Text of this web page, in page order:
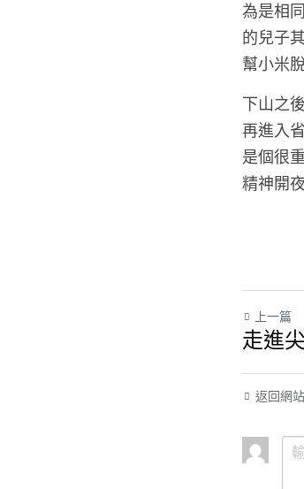
為是相
的兒子
幫小米
下山之
再進入
是個很
精神開
上一篇
走進
返回網站